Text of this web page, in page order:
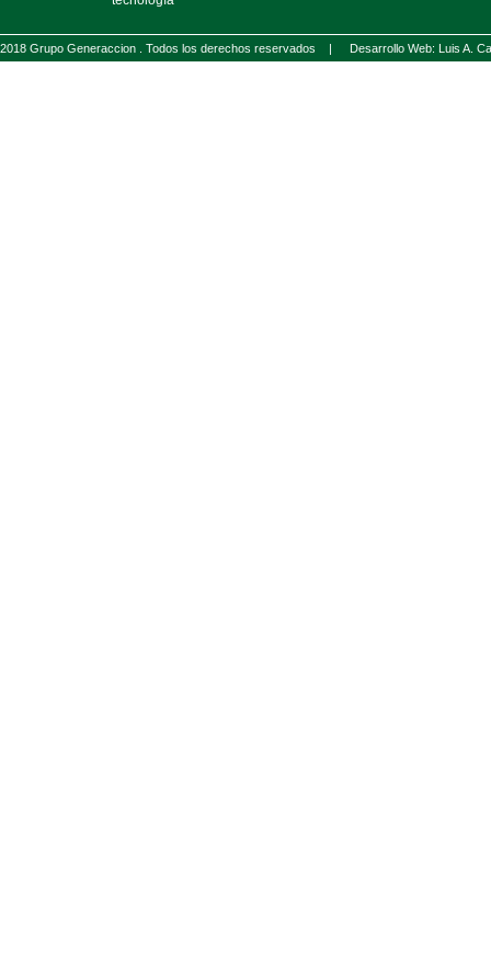
2018 Grupo Generaccion . Todos los derechos reservados | Desarrollo Web: Luis